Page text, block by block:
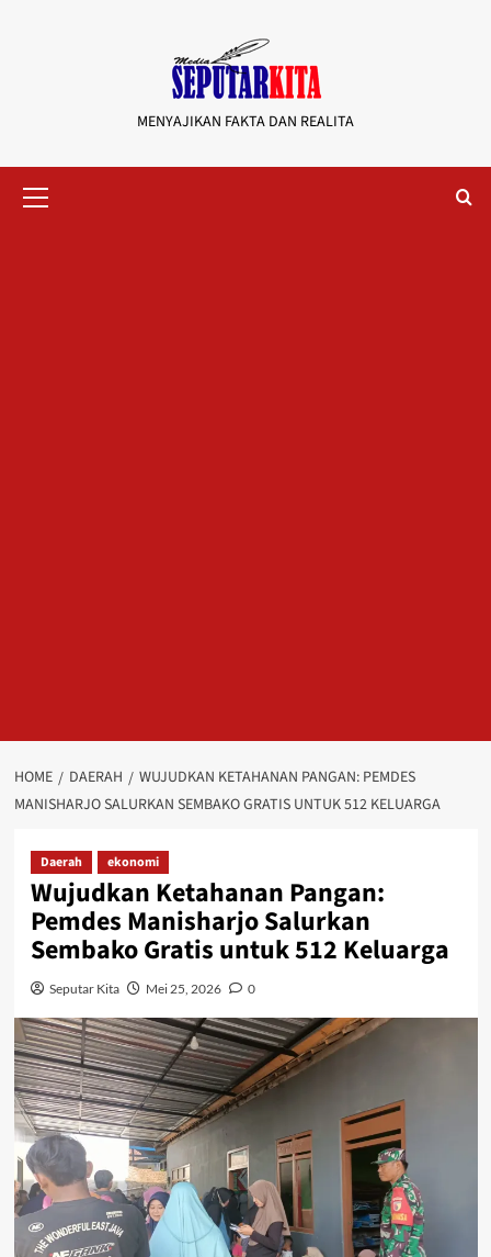
MENYAJIKAN FAKTA DAN REALITA
Menu
HOME DAERAH
WUJUDKAN KETAHANAN PANGAN: PEMDES
MANISHARJO SALURKAN SEMBAKO GRATIS UNTUK 512 KELUARGA
Daerah ekonomi
Wujudkan Ketahanan Pangan:
Pemdes Manisharjo Salurkan
Sembako Gratis untuk 512 Keluarga
Seputar Kita Mei 25, 2026 0